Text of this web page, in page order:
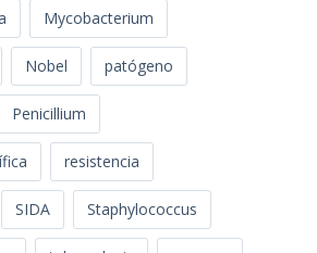
Mycobacterium
Nobel patógeno
Penicillium
resistencia
SIDA Staphylococcus